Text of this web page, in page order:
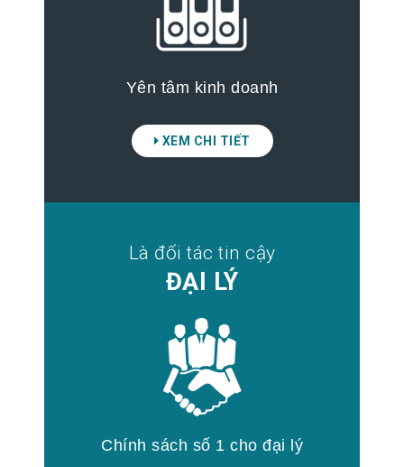
Yên tâm kinh doanh
XEM CHI TIẾT
Là đối tác tin cậy
ĐẠI LÝ
Chính sách số 1 cho đại lý